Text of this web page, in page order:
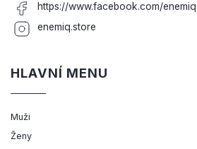
https://www.facebook.com/
enemiq.store
HLAVNÍ MENU
Muži
Ženy